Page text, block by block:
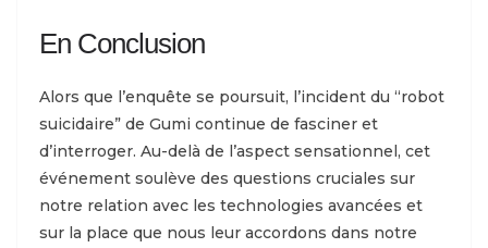
En Conclusion
Alors que l’enquête se poursuit, l’incident du “robot
suicidaire” de Gumi continue de fasciner et
d’interroger. Au-delà de l’aspect sensationnel, cet
événement soulève des questions cruciales sur
notre relation avec les technologies avancées et
sur la place que nous leur accordons dans notre